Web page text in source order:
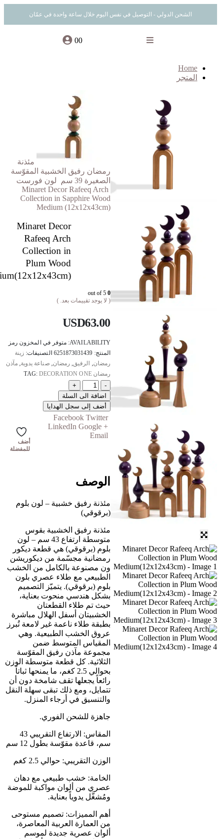
الشحن الدولي - التوصيل في نفس اليوم خلال ساعة واحدة في عمّان
00
Home
المتجر
مئذنة
رمضان رفيق الخشبية المقوّسة
الصغيرة 39 سم لون فورست
Minaret Decor Rafeeq Arch
Collection in Sapphire Wood
Medium (12x12x43cm)
Minaret Decor
Rafeeq Arch
Collection in
Plum Wood
0
( لا يوجد تقييمات بعد. )
USD63.00
AVAILABILITY: متوفر في المخزون رمز
المنتج: 6251873031439 التصنيفات: زينة
رمضان الرفيق رمضان ,صناعة يدوية ,مآذن
رمضان
TAG: DECORATION ONE
-
+
اضافة الى السلة
أضف إلى سجل الهدايا
Facebook Twitter
LinkedIn Google +
Email
أضف
للمفضلة
الوصف
مئذنة رفيق خشبية – لون بلوم
(برقوقي)
مئذنة رفيق الخشبية بقوس
متوسطة ارتفاع 43 سم – لون
بلوم (برقوقي) هي قطعة ديكور
رمضانية مجسّمة من ديكوريشن
ون مصنوعة بالكامل من الخشب
الطبيعي مع طلاء عصري بلون
بلوم (برقوقي). يتميّز التصميم
بشكل هندسي منحوت بعناية،
حيث تم طلاء القطعتان
الخشبيتان أسفل الهلال مباشرة
بطبقة طلاء ناعمة غير لامعة تُبرز
عروق الخشب الطبيعية. وهي
المقياس المتوسط ضمن
مجموعة مآذن رفيق المقوّسة
الثلاثية. كل قطعة متوسطة الوزن
بحوالي 2.5 كغم، ما يمنحها ثباتاً
رائعاً يجعلها تقف شامخة دون أن
تتمايل، ومع ذلك تبقى سهلة النقل
والتنسيق في أرجاء المنزل.
جاهزة للشحن الفوري.
المقاس: الارتفاع التقريبي 43
سم، قاعدة مقوّسة بطول 12 سم
الوزن التقريبي: حوالي 2.5 كغم
الخامة: خشب طبيعي مع دهان
عصري من ألوان مواكبة للموضة
ومُشغَّل يدوياً بعناية.
أهم المميزات: تصميم مستوحى
من العمارة العربية المعاصرة،
ألوان عصرية جديدة لموسم